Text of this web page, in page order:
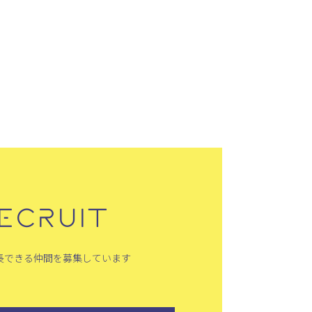
できる仲間を募集しています